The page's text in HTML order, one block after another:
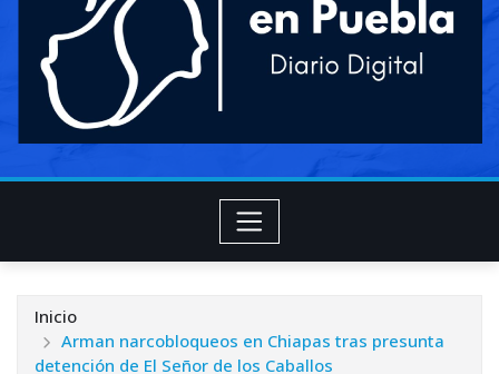
Inicio
Arman narcobloqueos en Chiapas tras presunta
detención de El Señor de los Caballos